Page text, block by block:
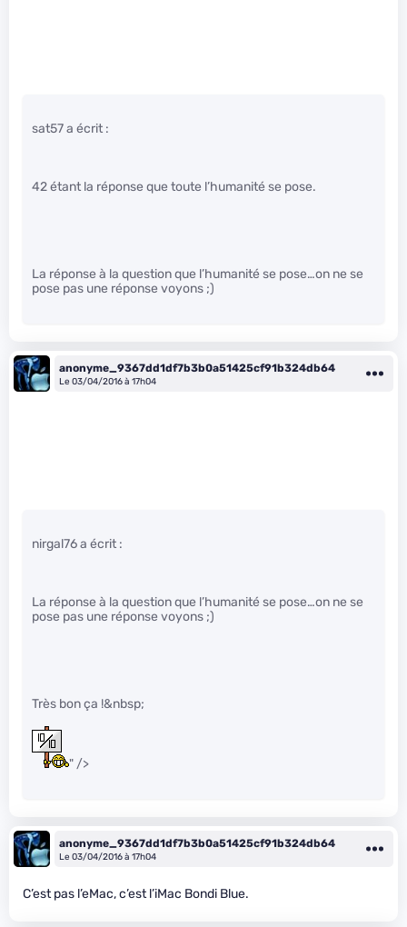
sat57 a écrit :
42 étant la réponse que toute l’humanité se pose.
La réponse à la question que l’humanité se pose…on ne se
pose pas une réponse voyons ;)
anonyme_9367dd1df7b3b0a51425cf91b324db64
Le 03/04/2016 à 17h04
nirgal76 a écrit :
La réponse à la question que l’humanité se pose…on ne se
pose pas une réponse voyons ;)
Très bon ça !&nbsp;
" />
anonyme_9367dd1df7b3b0a51425cf91b324db64
Le 03/04/2016 à 17h04
C’est pas l’eMac, c’est l’iMac Bondi Blue.